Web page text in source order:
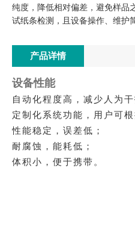
纯度，降低相对偏差，避免样品
试纸条检测，且设备操作、维护
产品详情
设备性能
自动化程度高，减少人为干
定制化系统功能，用户可
性能稳定，误差低；
耐腐蚀，能耗低；
体积小，便于携带。